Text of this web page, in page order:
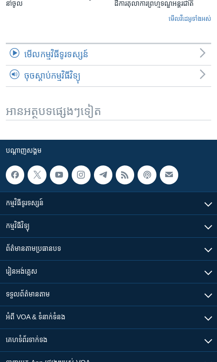
នាំចូល
ដីការ​តុលាការ​ព្រហ្មទណ្ឌ​អន្តរជាតិ
មើល​វីដេអូ​ទាំង​អស់
មើល​កម្មវិធី​ទូរទស្សន៍
ចុចស្តាប់កម្មវិធីវិទ្យុ
អានអត្ថបទផ្សេងៗទៀត
បណ្តាញ​សង្គម
កម្មវិធី​ទូរទស្សន៍
កម្មវិធី​វិទ្យុ
ព័ត៌មាន​តាមប្រធានបទ​
រៀន​​អង់គ្លេស
ទទួល​ព័ត៌មាន​តាម
អំពី​ VOA & ទំនាក់ទំនង
គេហទំព័រ​​ទាក់ទង